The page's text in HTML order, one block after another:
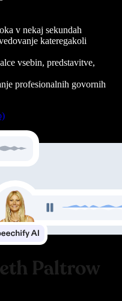
v nekaj sekundah
kateregakoli
vsebin, predstavitve,
profesionalnih govornih